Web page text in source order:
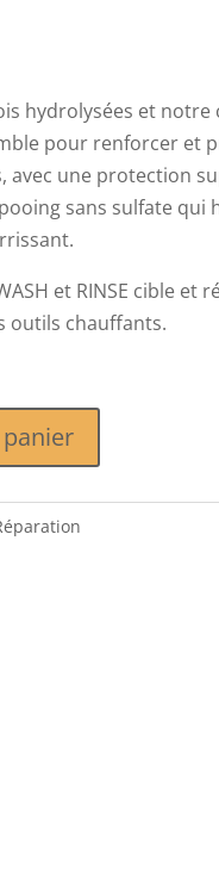
hydrolysées et notre
pour renforcer et
avec une protection
sans sulfate qui
et RINSE cible et
outils chauffants.